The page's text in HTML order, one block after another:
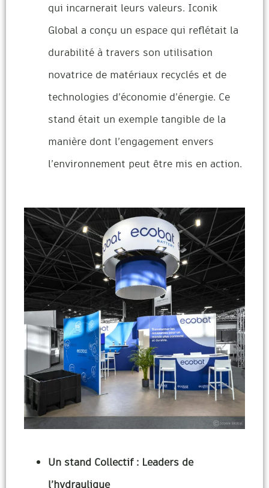
qui incarnerait leurs valeurs. Iconik
Global a conçu un espace qui reflétait la
durabilité à travers son utilisation
novatrice de matériaux recyclés et de
technologies d’économie d’énergie. Ce
stand était un exemple tangible de la
manière dont l’engagement envers
l’environnement peut être mis en action.
Un stand Collectif : Leaders de
l’hydraulique